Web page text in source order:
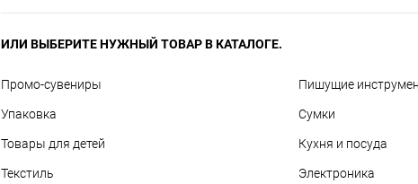
ИЛИ ВЫБЕРИТЕ НУЖНЫЙ ТОВАР В КАТАЛОГЕ.
Промо-сувениры Пишущие
Упаковка Сумки
Товары для детей Кухня и посуда
Текстиль Электроника